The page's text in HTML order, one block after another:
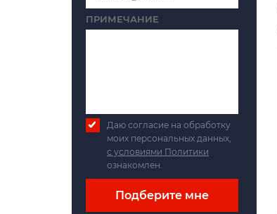
ПРИМЕЧАНИЕ
Даю согласие на обработку
моих персональных данных,
с условиями Политики
ознакомлен.
Подберите мне